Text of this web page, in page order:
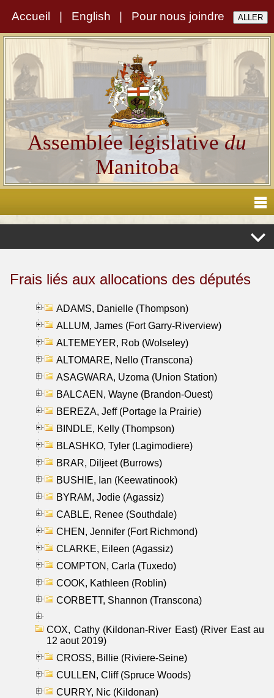
Accueil English Pour nous joindre
Assemblée législativedu
Manitoba
Frais liés aux allocations des députés
ADAMS, Danielle (Thompson)
ALLUM, James (Fort Garry-Riverview)
ALTEMEYER, Rob (Wolseley)
ALTOMARE, Nello (Transcona)
ASAGWARA, Uzoma (Union Station)
BALCAEN, Wayne (Brandon-Ouest)
BEREZA, Jeff (Portage la Prairie)
BINDLE, Kelly (Thompson)
BLASHKO, Tyler (Lagimodiere)
BRAR, Diljeet (Burrows)
BUSHIE, Ian (Keewatinook)
BYRAM, Jodie (Agassiz)
CABLE, Renee (Southdale)
CHEN, Jennifer (Fort Richmond)
CLARKE, Eileen (Agassiz)
COMPTON, Carla (Tuxedo)
COOK, Kathleen (Roblin)
CORBETT, Shannon (Transcona)
COX, Cathy (Kildonan-River East) (River East au
12 aout 2019)
CROSS, Billie (Riviere-Seine)
CULLEN, Cliff (Spruce Woods)
CURRY, Nic (Kildonan)